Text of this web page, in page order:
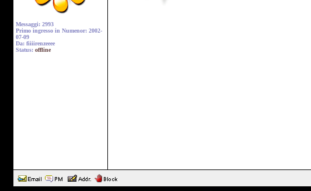
Messaggi: 2993
Primo ingresso in Numenor: 2002-
07-09
Da: fiiiirenzeeee
Status: offline